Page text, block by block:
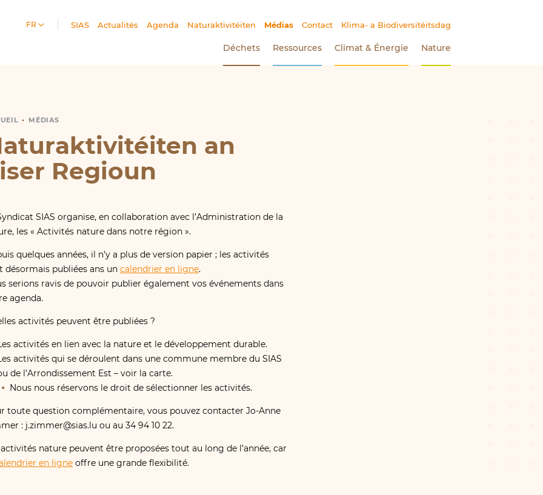
FR SIAS Actualités Agenda Naturaktivitéiten Médias(Section actuelle)
Contact Klima- a Biodiversitéitsdag
Déchets Ressources Climat & Énergie Nature
MÉDIAS
an
Regioun
SIAS organise, en collaboration avec l’Administration de la
les « Activités nature dans notre région ».
quelques années, il n’y a plus de version papier ; les activités
désormais publiées ans un calendrier en ligne.
serions ravis de pouvoir publier également vos événements dans
agenda.
activités peuvent être publiées ?
activités en lien avec la nature et le développement durable.
activités qui se déroulent dans une commune membre du SIAS
de l’Arrondissement Est – voir la carte.
Nous nous réservons le droit de sélectionner les activités.
toute question complémentaire, vous pouvez contacter Jo-Anne
: j.​zimmer@​sias.​lu ou au 34 94 10 22.
activités nature peuvent être proposées tout au long de l’année, car
en ligne offre une grande flexibilité.